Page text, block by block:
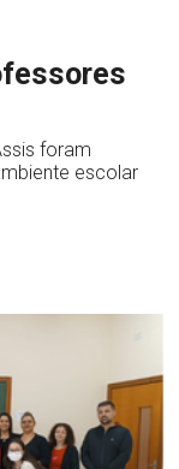
foram
escolar